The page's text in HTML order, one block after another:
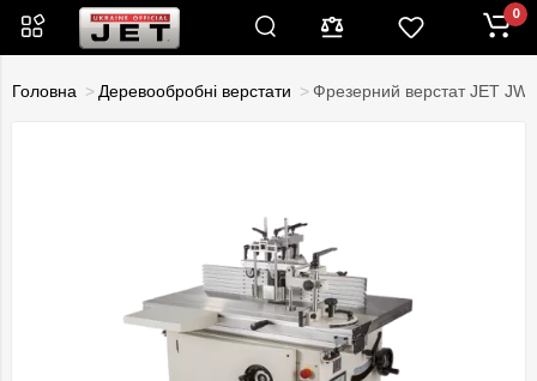
0
Головна Деревообробні верстати Фрезерний верстат JET